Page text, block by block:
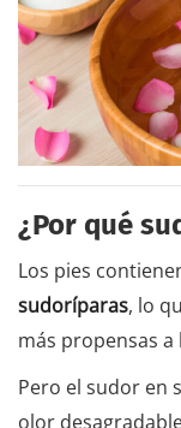
¿Por qué
Los pies
sudoríparas, lo
más propensas
Pero el sudor en
olor